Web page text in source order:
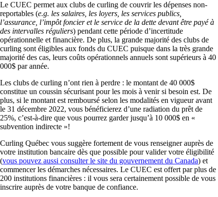
Le CUEC permet aux clubs de curling de couvrir les dépenses non-
reportables (e.g. les salaires, les loyers, les services publics,
l’assurance, l’impôt foncier et le service de la dette devant être payé à
des intervalles réguliers) pendant cette période d’incertitude
opérationnelle et financière. De plus, la grande majorité des clubs de
curling sont éligibles aux fonds du CUEC puisque dans la très grande
majorité des cas, leurs coûts opérationnels annuels sont supérieurs à 40
000$ par année.
Les clubs de curling n’ont rien à perdre : le montant de 40 000$
constitue un coussin sécurisant pour les mois à venir si besoin est. De
plus, si le montant est remboursé selon les modalités en vigueur avant
le 31 décembre 2022, vous bénéficierez d’une radiation du prêt de
25%, c’est-à-dire que vous pourrez garder jusqu’à 10 000$ en «
subvention indirecte »!
Curling Québec vous suggère fortement de vous renseigner auprès de
votre institution bancaire dès que possible pour valider votre éligibilité
(vous pouvez aussi consulter le site du gouvernement du Canada) et
commencer les démarches nécessaires. Le CUEC est offert par plus de
200 institutions financières : il vous sera certainement possible de vous
inscrire auprès de votre banque de confiance.